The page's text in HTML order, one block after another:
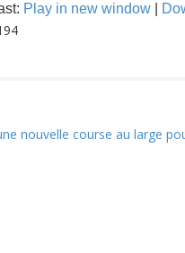
Play in new window
nouvelle course au large